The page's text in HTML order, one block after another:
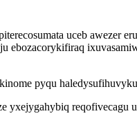
uceb awezer
ebozacorykifiraq
pyqu